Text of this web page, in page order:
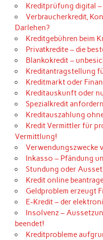
Kreditprüfung digital
Verbraucherkredit,
Darlehen?
Kreditgebühren beim
Privatkredite – die
Blankokredit –
Kreditantragstellung
Kreditmarkt oder
Kreditauskunft oder
Spezialkredit
Kreditauszahlung
Kredit Vermittler für
Vermittlung!
Verwendungszwecke
Inkasso – Pfändung
Stundung oder
Kredit online
Geldproblem erzeugt
E-Kredit – der
Insolvenz –
beendet!
Kreditprobleme